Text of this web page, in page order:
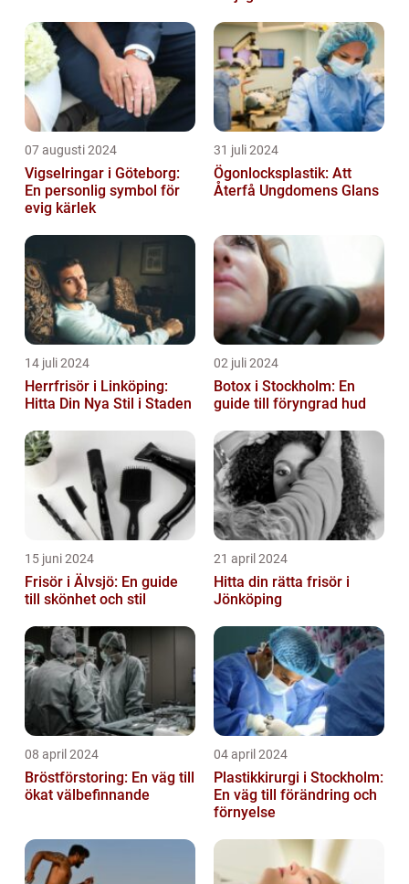
07 augusti 2024
Vigselringar i Göteborg:
En personlig symbol för
evig kärlek
31 juli 2024
Ögonlocksplastik: Att
Återfå Ungdomens Glans
14 juli 2024
Herrfrisör i Linköping:
Hitta Din Nya Stil i Staden
02 juli 2024
Botox i Stockholm: En
guide till föryngrad hud
15 juni 2024
Frisör i Älvsjö: En guide
till skönhet och stil
21 april 2024
Hitta din rätta frisör i
Jönköping
08 april 2024
Bröstförstoring: En väg till
ökat välbefinnande
04 april 2024
Plastikkirurgi i Stockholm:
En väg till förändring och
förnyelse